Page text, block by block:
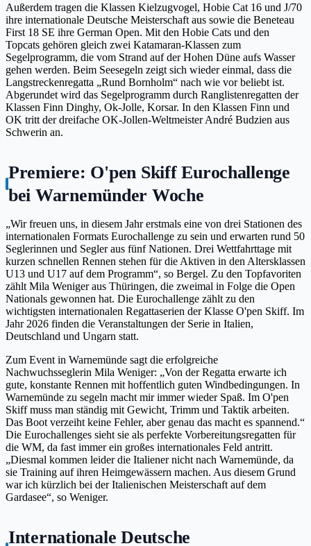
Außerdem tragen die Klassen Kielzugvogel, Hobie Cat 16 und J/70
ihre internationale Deutsche Meisterschaft aus sowie die Beneteau
First 18 SE ihre German Open. Mit den Hobie Cats und den
Topcats gehören gleich zwei Katamaran-Klassen zum
Segelprogramm, die vom Strand auf der Hohen Düne aufs Wasser
gehen werden. Beim Seesegeln zeigt sich wieder einmal, dass die
Langstreckenregatta „Rund Bornholm“ nach wie vor beliebt ist.
Abgerundet wird das Segelprogramm durch Ranglistenregatten der
Klassen Finn Dinghy, Ok-Jolle, Korsar. In den Klassen Finn und
OK tritt der dreifache OK-Jollen-Weltmeister André Budzien aus
Schwerin an.
Premiere: O'pen Skiff Eurochallenge
bei Warnemünder Woche
„Wir freuen uns, in diesem Jahr erstmals eine von drei Stationen des
internationalen Formats Eurochallenge zu sein und erwarten rund 50
Seglerinnen und Segler aus fünf Nationen. Drei Wettfahrttage mit
kurzen schnellen Rennen stehen für die Aktiven in den Altersklassen
U13 und U17 auf dem Programm“, so Bergel. Zu den Topfavoriten
zählt Mila Weniger aus Thüringen, die zweimal in Folge die Open
Nationals gewonnen hat. Die Eurochallenge zählt zu den
wichtigsten internationalen Regattaserien der Klasse O'pen Skiff. Im
Jahr 2026 finden die Veranstaltungen der Serie in Italien,
Deutschland und Ungarn statt.
Zum Event in Warnemünde sagt die erfolgreiche
Nachwuchsseglerin Mila Weniger: „Von der Regatta erwarte ich
gute, konstante Rennen mit hoffentlich guten Windbedingungen. In
Warnemünde zu segeln macht mir immer wieder Spaß. Im O'pen
Skiff muss man ständig mit Gewicht, Trimm und Taktik arbeiten.
Das Boot verzeiht keine Fehler, aber genau das macht es spannend.“
Die Eurochallenges sieht sie als perfekte Vorbereitungsregatten für
die WM, da fast immer ein großes internationales Feld antritt.
„Diesmal kommen leider die Italiener nicht nach Warnemünde, da
sie Training auf ihren Heimgewässern machen. Aus diesem Grund
war ich kürzlich bei der Italienischen Meisterschaft auf dem
Gardasee“, so Weniger.
Internationale Deutsche